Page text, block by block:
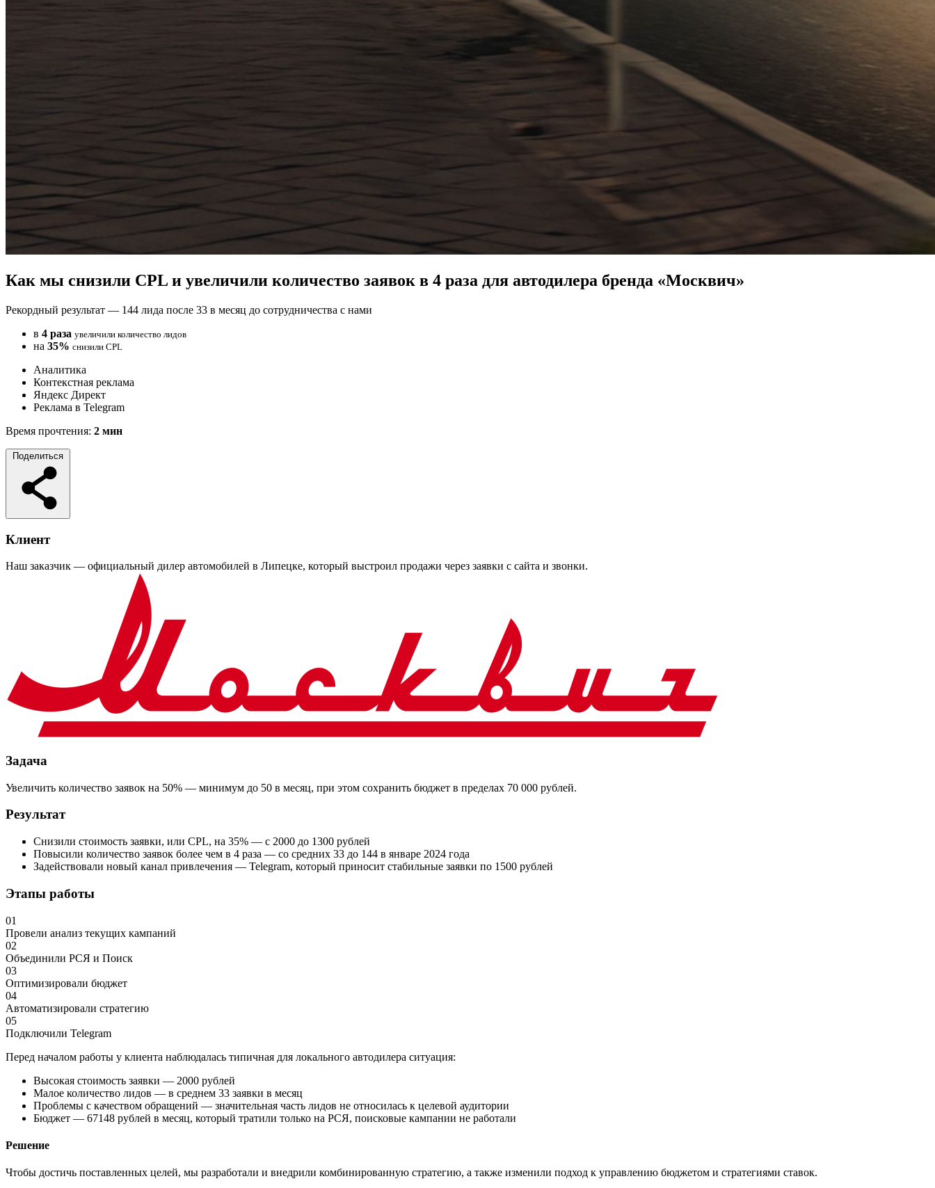
Как мы снизили CPL и увеличили количество заявок в 4 раза для автодилера бренда «Москвич»
Рекордный результат — 144 лида после 33 в месяц до сотрудничества с нами
в 4 раза увеличили количество лидов
на 35% снизили CPL
Аналитика
Контекстная реклама
Яндекс Директ
Реклама в Telegram
Время прочтения: 2 мин
Поделиться
Клиент
Наш заказчик — официальный дилер автомобилей в Липецке, который выстроил продажи через заявки с сайта и звонки.
Задача
Увеличить количество заявок на 50% — минимум до 50 в месяц, при этом сохранить бюджет в пределах 70 000 рублей.
Результат
Снизили стоимость заявки, или CPL, на 35% — с 2000 до 1300 рублей
Повысили количество заявок более чем в 4 раза — со средних 33 до 144 в январе 2024 года
Задействовали новый канал привлечения — Telegram, который приносит стабильные заявки по 1500 рублей
Этапы работы
01
Провели анализ текущих кампаний
02
Объединили РСЯ и Поиск
03
Оптимизировали бюджет
04
Автоматизировали стратегию
05
Подключили Telegram
Перед началом работы у клиента наблюдалась типичная для локального автодилера ситуация:
Высокая стоимость заявки — 2000 рублей
Малое количество лидов — в среднем 33 заявки в месяц
Проблемы с качеством обращений — значительная часть лидов не относилась к целевой аудитории
Бюджет — 67148 рублей в месяц, который тратили только на РСЯ, поисковые кампании не работали
Решение
Чтобы достичь поставленных целей, мы разработали и внедрили комбинированную стратегию, а также изменили подход к управлению бюджетом и стратегиями ставок.